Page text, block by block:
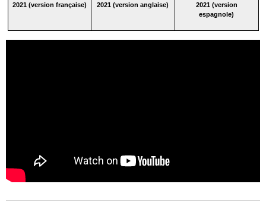
2021 (version française)
2021 (version anglaise)
2021 (version
espagnole)